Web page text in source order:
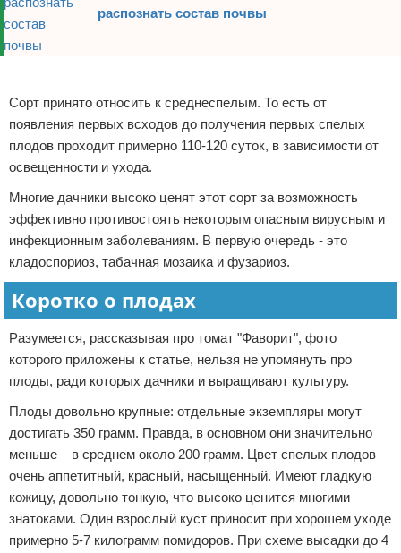
распознать состав почвы
Сорт принято относить к среднеспелым. То есть от
появления первых всходов до получения первых спелых
плодов проходит примерно 110-120 суток, в зависимости от
освещенности и ухода.
Многие дачники высоко ценят этот сорт за возможность
эффективно противостоять некоторым опасным вирусным и
инфекционным заболеваниям. В первую очередь - это
кладоспориоз, табачная мозаика и фузариоз.
Коротко о плодах
Разумеется, рассказывая про томат "Фаворит", фото
которого приложены к статье, нельзя не упомянуть про
плоды, ради которых дачники и выращивают культуру.
Плоды довольно крупные: отдельные экземпляры могут
достигать 350 грамм. Правда, в основном они значительно
меньше – в среднем около 200 грамм. Цвет спелых плодов
очень аппетитный, красный, насыщенный. Имеют гладкую
кожицу, довольно тонкую, что высоко ценится многими
знатоками. Один взрослый куст приносит при хорошем уходе
примерно 5-7 килограмм помидоров. При схеме высадки до 4